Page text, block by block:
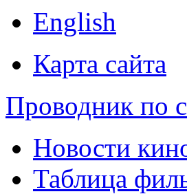
English
Карта сайта
Проводник по
Новости
Таблица